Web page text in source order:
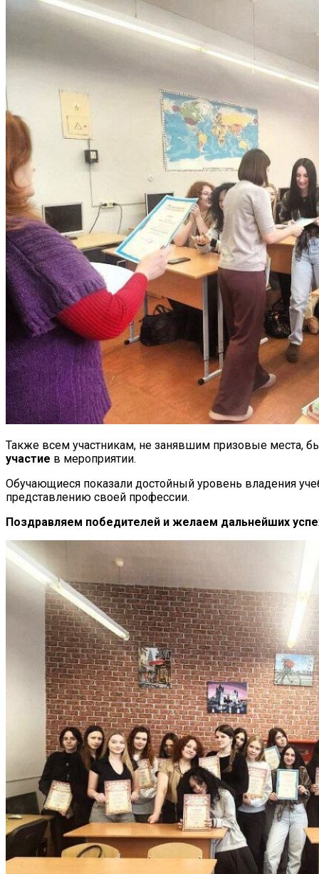
Также всем участникам, не занявшим призовые места,
участие в мероприятии.
Обучающиеся показали достойный уровень владения
представлению своей профессии.
Поздравляем победителей и желаем дальнейших